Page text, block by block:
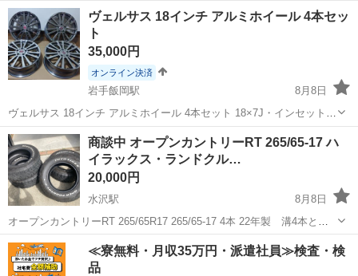
ットです。 - メーカー: ホンダ純正 - タイヤサイズ: 155/65R13 - タイ
ヤブランド: BRIDGESTONE NEWNO 25年式 - ホイ...
岩手 北上市 村崎野駅 タイヤ、ホイール
ヴェルサス 18インチ アルミホイール 4本セッ
ト
35,000円
オンライン決済
岩手飯岡駅
8月8日
ヴェルサス 18インチ アルミホイール 4本セット 18×7J・インセット
52・PCD 114.3 ホイールは一昔前のヴェルサスになります。 一部クリ
ア剥がれがあります。 ヴェゼル・オデッセイ・ステップW・ノア・ヴ
ォ...
岩手 盛岡市 岩手飯岡駅 タイヤ、ホイール
商談中 オープンカントリーRT 265/65-17 ハ
イラックス・ランドクル…
20,000円
水沢駅
8月8日
オープンカントリーRT 265/65R17 265/65-17 4本 22年製 溝4本とも
6.5㎜位でまだまだ使えます。 仕様変更の為 交換したので欲しい方に
お譲りいたします。交換前は問題なく使用していました。 パンク修
理...
岩手 奥州市 水沢駅 タイヤ、ホイール
≪寮無料・月収35万円・派遣社員≫検査・検
品